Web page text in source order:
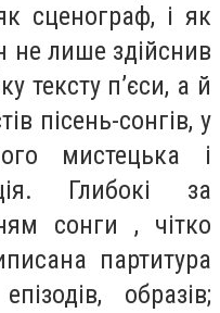
сценограф, і як
не лише здійснив
тексту п’єси, а й
пісень-сонгів, у
мистецька і
Глибокі за
сонги , чітко
партитура
образів;